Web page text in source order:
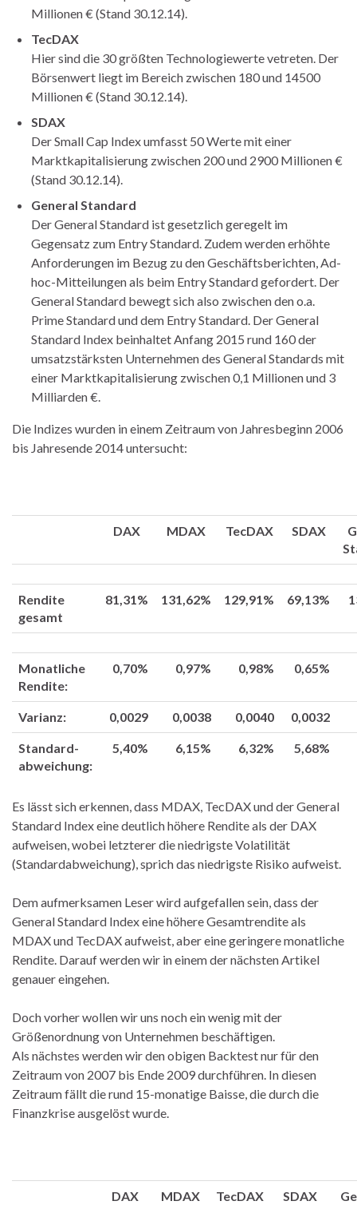
Millionen € (Stand 30.12.14).
TecDAX
Hier sind die 30 größten Technologiewerte vetreten. Der
Börsenwert liegt im Bereich zwischen 180 und 14500
Millionen € (Stand 30.12.14).
SDAX
Der SmallCap Index umfasst 50 Wertemit einer
Marktkapitalisierung zwischen 200 und 2900 Millionen €
(Stand 30.12.14).
General Standard
Der General Standard ist gesetzlich geregelt im
Gegensatz zum Entry Standard. Zudem werden erhöhte
Anforderungen im Bezug zu den Geschäftsberichten, Ad-
hoc-Mitteilungen als beim Entry Standard gefordert. Der
General Standard bewegt sich also zwischen den o.a.
Prime Standard und dem Entry Standard. Der General
Standard Index beinhaltet Anfang 2015 rund 160 der
umsatzstärksten Unternehmen des General Standards mit
einer Marktkapitalisierung zwischen 0,1 Millionen und 3
Milliarden €.
Die Indizes wurden in einem Zeitraum von Jahresbeginn 2006
bis Jahresende 2014 untersucht:
DAX MDAX TecDAX SDAX
Rendite
gesamt
81,31% 131,62% 129,91% 69,13%
Monatliche
Rendite:
0,70% 0,97% 0,98% 0,65%
Varianz: 0,0029 0,0038 0,0040 0,0032
Standard-
abweichung:
5,40% 6,15% 6,32% 5,68%
Es lässt sich erkennen, dass MDAX, TecDAX und der General
Standard Index eine deutlich höhere Rendite als der DAX
aufweisen, wobei letzterer die niedrigste Volatilität
(Standardabweichung), sprich das niedrigste Risiko aufweist.
Dem aufmerksamen Leser wird aufgefallen sein, dass der
General Standard Index eine höhere Gesamtrendite als
MDAX und TecDAX aufweist, aber eine geringere monatliche
Rendite. Darauf werden wir in einem der nächsten Artikel
genauer eingehen.
Doch vorher wollen wir uns noch ein wenig mit der
Größenordnung von Unternehmen beschäftigen.
Als nächstes werden wir den obigen Backtest nur für den
Zeitraum von 2007 bis Ende 2009 durchführen. In diesen
Zeitraum fällt die rund 15-monatige Baisse, die durch die
Finanzkrise ausgelöst wurde.
DAX MDAX TecDAX SDAX